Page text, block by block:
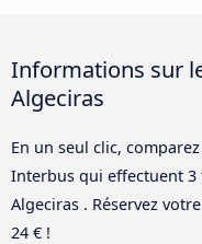
Informations sur
Algeciras
En un seul clic,
Interbus qui effectuent
Algeciras . Réservez
24 € !